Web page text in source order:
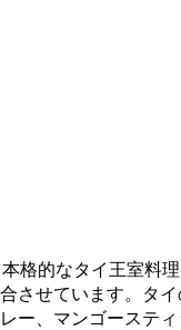
格的なタイ王室
させています。タ
ー、マンゴーステ